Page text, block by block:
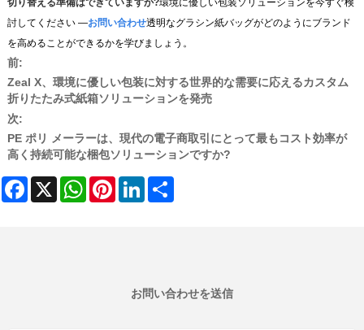
討してください —お問い合わせ透明なグラシン紙バッグがどのようにブランド
を高めることができるかを学びましょう。
前:
Zeal X、環境に優しい包装に対する世界的な需要に応えるカスタム
折りたたみ式紙箱ソリューションを発売
次:
PE ポリ メーラーは、現代の電子商取引にとって最もコスト効率が
高く持続可能な梱包ソリューションですか?
Facebook WhatsAppPinterestLinkedIn
お問い合わせを送信